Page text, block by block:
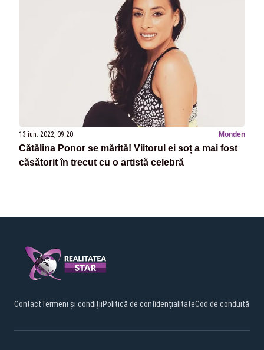
13 iun. 2022, 09:20 Monden
Cătălina Ponor se mărită! Viitorul ei soț a mai fost
căsătorit în trecut cu o artistă celebră
ContactTermeni și condițiiPolitică de confidențialitateCod de conduită